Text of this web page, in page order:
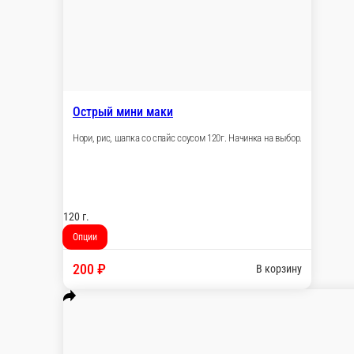
Острый мини маки
Нори, рис, шапка со спайс соусом 120г.